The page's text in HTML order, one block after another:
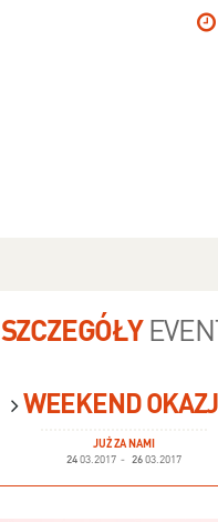
SZCZEGÓŁY
WEEKEND
JUŻ ZA NAMI
24 03.2017 - 26 03.2017